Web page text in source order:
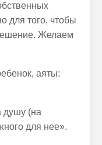
для того, чтобы
Желаем
аяты:
душу (на
для нее».